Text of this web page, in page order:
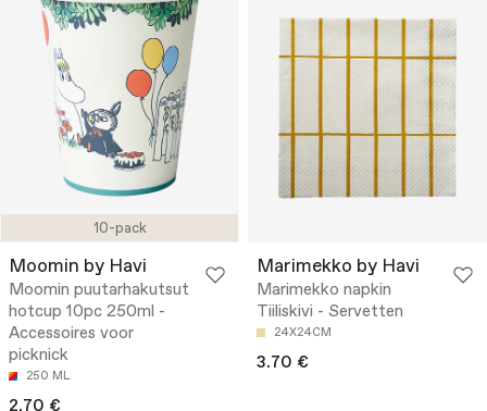
10-pack
Moomin by Havi
Moomin puutarhakutsut
hotcup 10pc 250ml -
Accessoires voor
picknick
250 ML
Marimekko by Havi
Marimekko napkin
Tiiliskivi - Servetten
24X24CM
3.70 €